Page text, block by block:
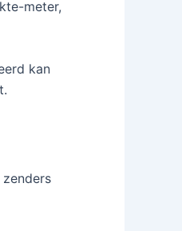
meter,
kan